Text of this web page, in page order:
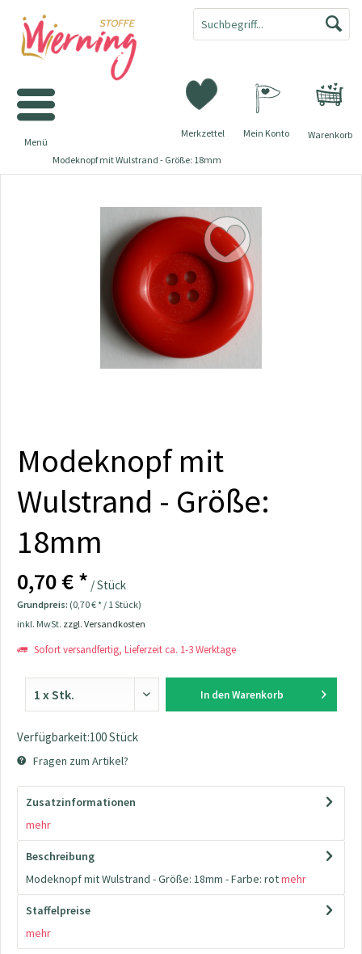
Warenkorb
Merkzettel Mein Konto
Menü
Modeknopf mit Wulstrand - Größe: 18mm
Modeknopf mit
Wulstrand - Größe:
18mm
0,70 € * / Stück
Grundpreis: (0,70 € * / 1 Stück)
inkl. MwSt. zzgl. Versandkosten
Sofort versandfertig, Lieferzeit ca. 1-3 Werktage
In den Warenkorb
Verfügbarkeit:100 Stück
Fragen zum Artikel?
Zusatzinformationen
mehr
Beschreibung
Modeknopf mit Wulstrand - Größe: 18mm - Farbe: rotmehr
Staffelpreise
mehr